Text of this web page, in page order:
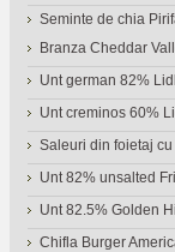
Seminte de chia
Branza Cheddar
Unt german 82% Lidl
Unt creminos 60%
Saleuri din foietaj
Unt 82% unsalted
Unt 82.5% Golden
Chifla Burger